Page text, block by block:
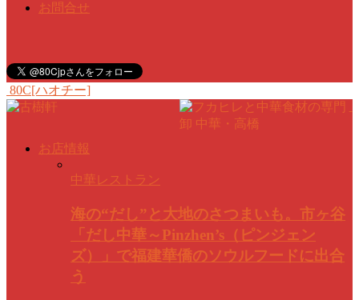
お問合せ
80C[ハオチー]
お店情報
中華レストラン
海の“だし”と大地のさつまいも。市ヶ谷
「だし中華～Pinzhen’s（ピンジェン
ズ）」で福建華僑のソウルフードに出合
う